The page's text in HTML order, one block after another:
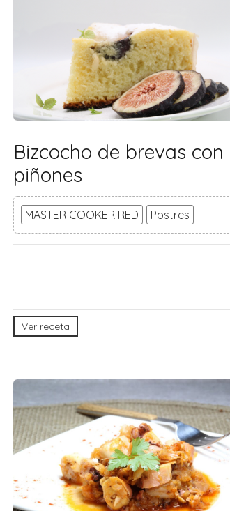
Bizcocho de brevas con
piñones
MASTER COOKER RED Postres
Ver receta